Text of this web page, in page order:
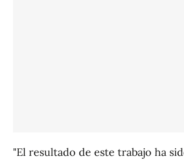
"El resultado de este trabajo ha